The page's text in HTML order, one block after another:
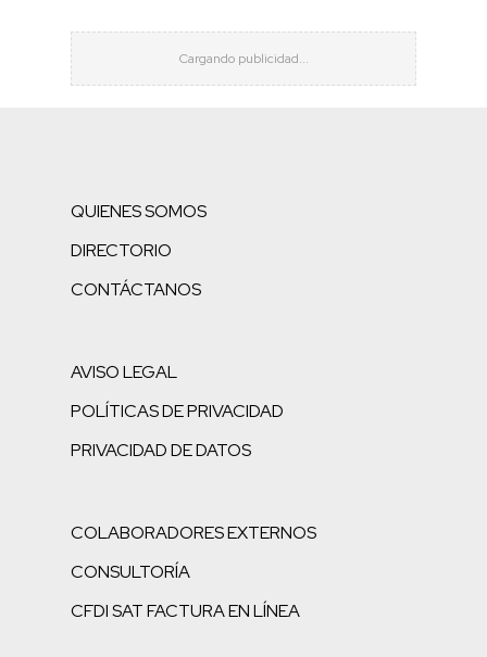
QUIENES SOMOS
DIRECTORIO
CONTÁCTANOS
AVISO LEGAL
POLÍTICAS DE PRIVACIDAD
PRIVACIDAD DE DATOS
COLABORADORES EXTERNOS
CONSULTORÍA
CFDI SAT FACTURA EN LÍNEA